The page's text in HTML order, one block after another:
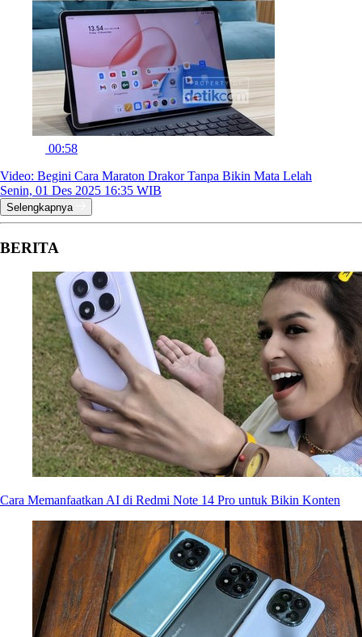
00:58
Video: Begini Cara Maraton Drakor Tanpa Bikin Mata Lelah
Senin, 01 Des 2025 16:35 WIB
Selengkapnya
BERITA
Cara Memanfaatkan AI di Redmi Note 14 Pro untuk Bikin Konten